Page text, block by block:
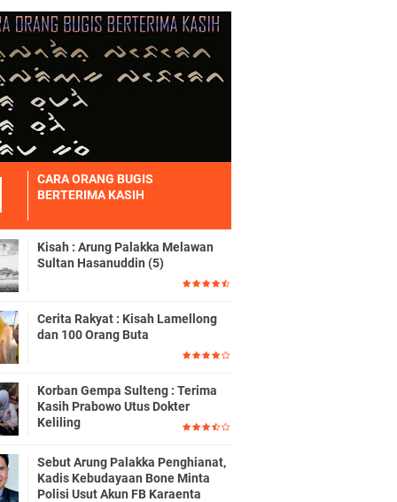
CARA ORANG BUGIS
BERTERIMA KASIH
Kisah : Arung Palakka Melawan
Sultan Hasanuddin (5)
Cerita Rakyat : Kisah Lamellong
dan 100 Orang Buta
Korban Gempa Sulteng : Terima
Kasih Prabowo Utus Dokter
Keliling
Sebut Arung Palakka Penghianat,
Kadis Kebudayaan Bone Minta
Polisi Usut Akun FB Karaenta